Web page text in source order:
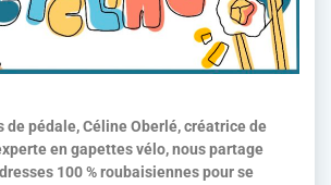
de pédale, Céline Oberlé, créatrice de
en gapettes vélo, nous partage
100 % roubaisiennes pour se